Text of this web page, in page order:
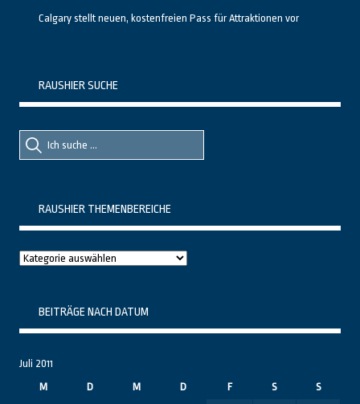
Calgary stellt neuen, kostenfreien Pass für Attraktionen vor
RAUSHIER SUCHE
Suche
nach::
Suche
nach:
RAUSHIER THEMENBEREICHE
Raushier
BEITRÄGE NACH DATUM
Juli 2011
M
D M D F S
S